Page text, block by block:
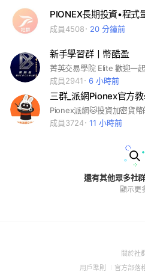
PIONEX長期投資•程式
成員4508 20 分鐘前
新手學習群丨幣酷盈
成員2941
6 小時前
三群_派網Pionex官方
Pionex派網🐱投資加密貨幣
成員3724
11 小時前
還有其他眾多社
顯示更
關於社
用戶準則 (Open
官方部落